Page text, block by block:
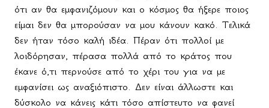
ότι αν θα εμφανιζόμουν και ο κόσμος θα ήξερε ποιος
είμαι δεν θα μπορούσαν να μου κάνουν κακό. Τελικά
δεν ήταν τόσο καλή ιδέα. Πέραν ότι πολλοί με
λοιδόρησαν, πέρασα πολλά από το κράτος που
έκανε ό,τι περνούσε από το χέρι του για να με
εμφανίσει ως αναξιόπιστο. Δεν είναι άλλωστε και
δύσκολο να κάνεις κάτι τόσο απίστευτο να φανεί